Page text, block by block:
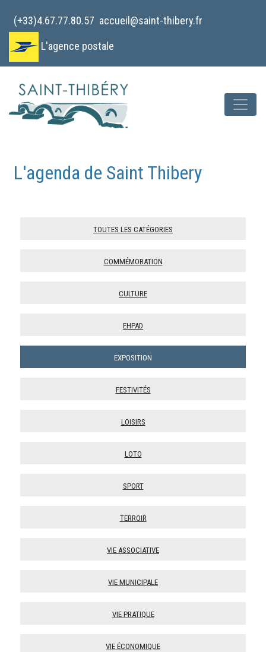
(+33)4.67.77.80.57 accueil@saint-thibery.fr
L'agence postale
L'agenda de Saint Thibery
Toutes les catégories
Commémoration
Culture
Ehpad
Exposition
Festivités
Loisirs
Loto
Sport
Terroir
Vie associative
Vie municipale
Vie pratique
Vie économique